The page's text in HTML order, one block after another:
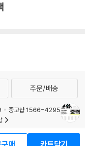
매 카트담기
주문/배송
중고샵 1566-4295